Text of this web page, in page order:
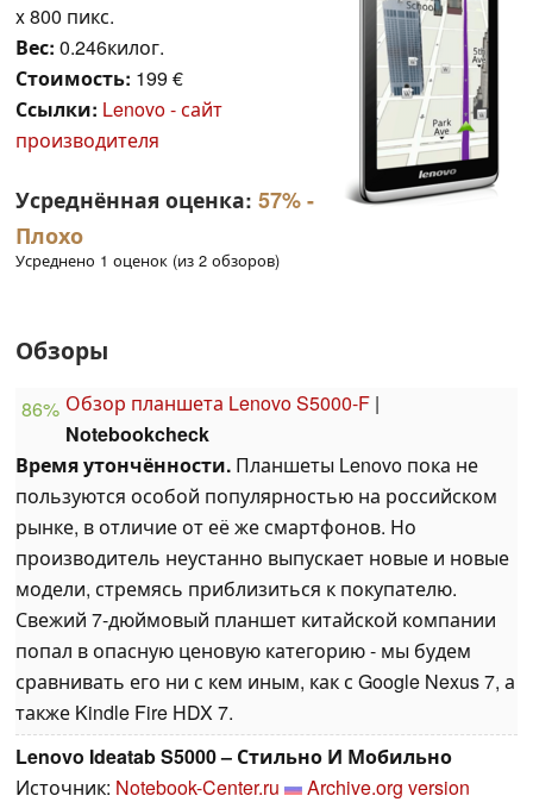
x 800 пикс.
Вес: 0.246килог.
Стоимость: 199 €
Ссылки: Lenovo - сайт
производителя
Усреднённая оценка: 57%-
Плохо
Усреднено 1 оценок (из 2 обзоров)
Обзоры
86% Обзор планшета Lenovo S5000-F |
Notebookcheck
Время утончённости. Планшеты Lenovo пока не
пользуются особой популярностью на российском
рынке, в отличие от её же смартфонов. Но
производитель неустанно выпускает новые и новые
модели, стремясь приблизиться к покупателю.
Свежий 7-дюймовый планшет китайской компании
попал в опасную ценовую категорию - мы будем
сравнивать его ни с кем иным, как с Google Nexus 7, а
также Kindle Fire HDX 7.
Lenovo Ideatab S5000 – Стильно И Мобильно
Источник: Notebook-Center.ru
Archive.org version